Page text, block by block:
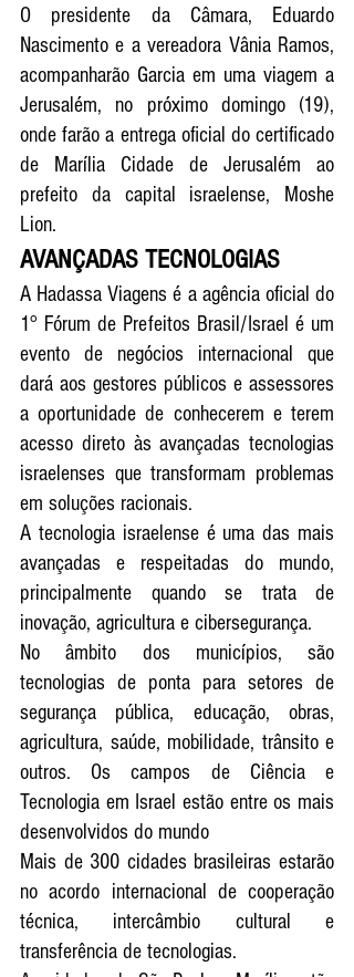
O presidente da Câmara, Eduardo
Nascimento e a vereadora Vânia Ramos,
acompanharão Garcia em uma viagem a
Jerusalém, no próximo domingo (19),
onde farão a entrega oficial do certificado
de Marília Cidade de Jerusalém ao
prefeito da capital israelense, Moshe
Lion.
AVANÇADAS TECNOLOGIAS
A Hadassa Viagens é a agência oficial do
1° Fórum de Prefeitos Brasil/Israel é um
evento de negócios internacional que
dará aos gestores públicos e assessores
a oportunidade de conhecerem e terem
acesso direto às avançadas tecnologias
israelenses que transformam problemas
em soluções racionais.
A tecnologia israelense é uma das mais
avançadas e respeitadas do mundo,
principalmente quando se trata de
inovação, agricultura e cibersegurança.
No âmbito dos municípios, são
tecnologias de ponta para setores de
segurança pública, educação, obras,
agricultura, saúde, mobilidade, trânsito e
outros. Os campos de Ciência e
Tecnologia em Israel estão entre os mais
desenvolvidos do mundo
Mais de 300 cidades brasileiras estarão
no acordo internacional de cooperação
técnica, intercâmbio cultural e
transferência de tecnologias.